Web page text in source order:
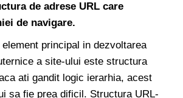
de adrese URL care
de navigare.
principal in dezvoltarea
a site-ului este structura
ati gandit logic ierarhia, acest
sa fie prea dificil. Structura URL-